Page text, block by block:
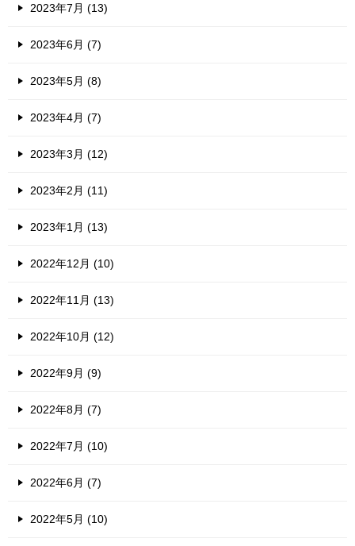
2023年7月 (13)
2023年6月 (7)
2023年5月 (8)
2023年4月 (7)
2023年3月 (12)
2023年2月 (11)
2023年1月 (13)
2022年12月 (10)
2022年11月 (13)
2022年10月 (12)
2022年9月 (9)
2022年8月 (7)
2022年7月 (10)
2022年6月 (7)
2022年5月 (10)